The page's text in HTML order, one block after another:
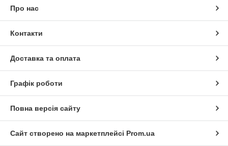
Про нас
Контакти
Доставка та оплата
Графік роботи
Повна версія сайту
Сайт створено на маркетплейсі Prom.ua